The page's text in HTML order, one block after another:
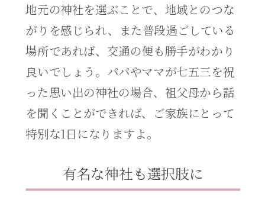
地元の神社を選ぶことで、地域とのつな
がりを感じられ、また普段過ごしている
場所であれば、交通の便も勝手がわかり
良いでしょう。パパやママが七五三を祝
った思い出の神社の場合、祖父母から話
を聞くことができれば、ご家族にとって
特別な1日になりますよ。
有名な神社も選択肢に